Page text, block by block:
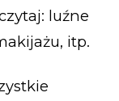
luźne
itp.